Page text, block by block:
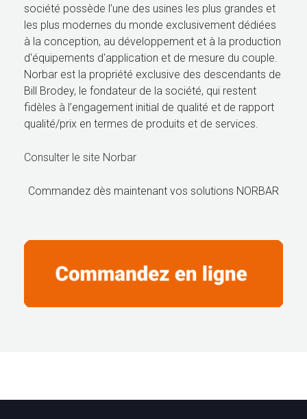
société possède l’une des usines les plus grandes et
les plus modernes du monde exclusivement dédiées
à la conception, au développement et à la production
d'équipements d'application et de mesure du couple.
Norbar est la propriété exclusive des descendants de
Bill Brodey, le fondateur de la société, qui restent
fidèles à l’engagement initial de qualité et de rapport
qualité/prix en termes de produits et de services.
Consulter le site Norbar
Commandez dès maintenant vos solutions NORBAR